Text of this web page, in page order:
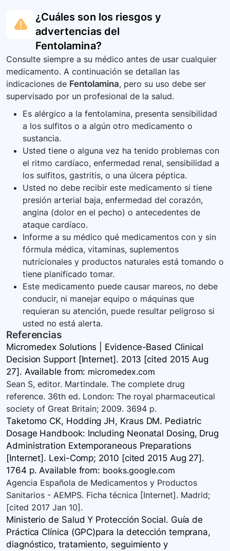
¿Cuáles son los riesgos y
advertencias del
Fentolamina?
Consulte siempre a su médico antes de usar cualquier
medicamento. A continuación se detallan las
indicaciones de Fentolamina, pero su uso debe ser
supervisado por un profesional de la salud.
Es alérgico a la fentolamina, presenta sensibilidad
a los sulfitos o a algún otro medicamento o
sustancia.
Usted tiene o alguna vez ha tenido problemas con
el ritmo cardíaco, enfermedad renal, sensibilidad a
los sulfitos, gastritis, o una úlcera péptica.
Usted no debe recibir este medicamento si tiene
presión arterial baja, enfermedad del corazón,
angina (dolor en el pecho) o antecedentes de
ataque cardíaco.
Informe a su médico qué medicamentos con y sin
fórmula médica, vitaminas, suplementos
nutricionales y productos naturales está tomando o
tiene planificado tomar.
Este medicamento puede causar mareos, no debe
conducir, ni manejar equipo o máquinas que
requieran su atención, puede resultar peligroso si
usted no está alerta.
Referencias
Micromedex Solutions | Evidence-Based Clinical
Decision Support [Internet]. 2013 [cited 2015 Aug
27]. Available from: micromedex.com
Sean S, editor. Martindale. The complete drug
reference. 36th ed. London: The royal pharmaceutical
society of Great Britain; 2009. 3694 p.
Taketomo CK, Hodding JH, Kraus DM. Pediatric
Dosage Handbook: Including Neonatal Dosing, Drug
Administration Extemporaneous Preparations
[Internet]. Lexi-Comp; 2010 [cited 2015 Aug 27].
1764 p. Available from: books.google.com
Agencia Española de Medicamentos y Productos
Sanitarios - AEMPS. Ficha técnica [Internet]. Madrid;
[cited 2017 Jan 10].
Ministerio de Salud Y Protección Social. Guía de
Práctica Clínica (GPC)para la detección temprana,
diagnóstico, tratamiento, seguimiento y